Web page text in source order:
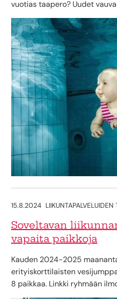
vuotias taapero? Uudet
15.8.2024 LIIKUNTAPALVELUIDEN
Soveltavan
vapaita paikkoja
Kauden 2024-2025
erityiskorttilaisten
8 paikkaa. Linkki ryhmään